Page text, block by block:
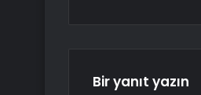
Bir yanıt yazın